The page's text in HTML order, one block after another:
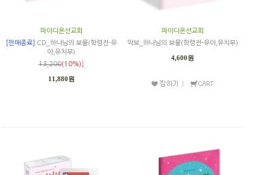
파이디온선교회
[판매종료]
CD_하나님의 보물(학령전-유
아,유치부)
13,200(10%)↓
11,880원
파이디온선교회
악보_하나님의 보물(학령전-유아,유치부)
4,600원